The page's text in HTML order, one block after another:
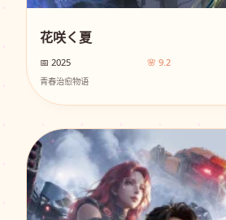
花咲く夏
📅 2025 🌸 9.2
青春治愈物语